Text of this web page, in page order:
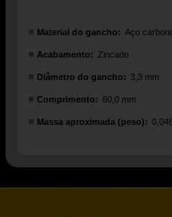
Material do gancho: Aço
Acabamento: Zincado
Diâmetro do gancho: 3,3 mm
Comprimento: 60,0 mm
Massa aproximada (peso):